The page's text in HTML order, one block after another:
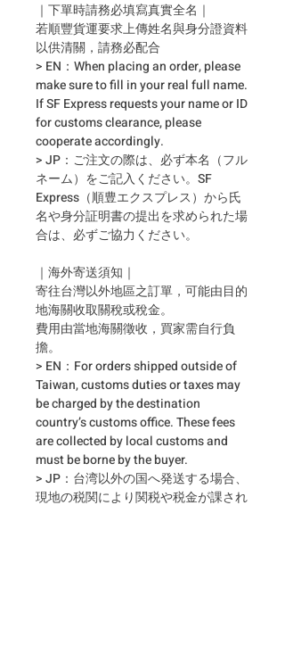
｜下單時請務必填寫真實全名｜
若順豐貨運要求上傳姓名與身分證資料
以供清關，請務必配合
> EN：When placing an order, please
make sure to fill in your real full name.
If SF Express requests your name or ID
for customs clearance, please
cooperate accordingly.
> JP：ご注文の際は、必ず本名（フル
ネーム）をご記入ください。SF
Express（順豊エクスプレス）から氏
名や身分証明書の提出を求められた場
合は、必ずご協力ください。
｜海外寄送須知｜
寄往台灣以外地區之訂單，可能由目的
地海關收取關稅或稅金。
費用由當地海關徵收，買家需自行負
擔。
> EN：For orders shipped outside of
Taiwan, customs duties or taxes may
be charged by the destination
country’s customs office. These fees
are collected by local customs and
must be borne by the buyer.
> JP：台湾以外の国へ発送する場合、
現地の税関により関税や税金が課され